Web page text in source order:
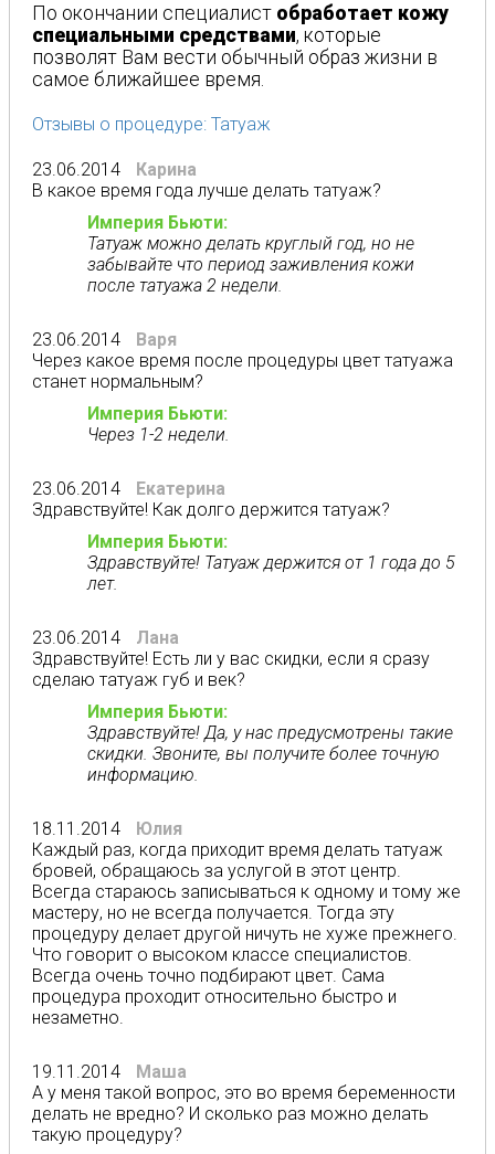
По окончании специалист обработает кожу
специальными средствами, которые
позволят Вам вести обычный образ жизни в
самое ближайшее время.
Отзывы о процедуре: Татуаж
23.06.2014
Карина
В какое время года лучше делать татуаж?
Империя Бьюти:
Татуаж можно делать круглый год, но не
забывайте что период заживления кожи
после татуажа 2 недели.
23.06.2014
Варя
Через какое время после процедуры цвет татуажа
станет нормальным?
Империя Бьюти:
Через 1-2 недели.
23.06.2014
Екатерина
Здравствуйте! Как долго держится татуаж?
Империя Бьюти:
Здравствуйте! Татуаж держится от 1 года до 5
лет.
23.06.2014
Лана
Здравствуйте! Есть ли у вас скидки, если я сразу
сделаю татуаж губ и век?
Империя Бьюти:
Здравствуйте! Да, у нас предусмотрены такие
скидки. Звоните, вы получите более точную
информацию.
18.11.2014
Юлия
Каждый раз, когда приходит время делать татуаж
бровей, обращаюсь за услугой в этот центр.
Всегда стараюсь записываться к одному и тому же
мастеру, но не всегда получается. Тогда эту
процедуру делает другой ничуть не хуже прежнего.
Что говорит о высоком классе специалистов.
Всегда очень точно подбирают цвет. Сама
процедура проходит относительно быстро и
незаметно.
19.11.2014
Маша
А у меня такой вопрос, это во время беременности
делать не вредно? И сколько раз можно делать
такую процедуру?